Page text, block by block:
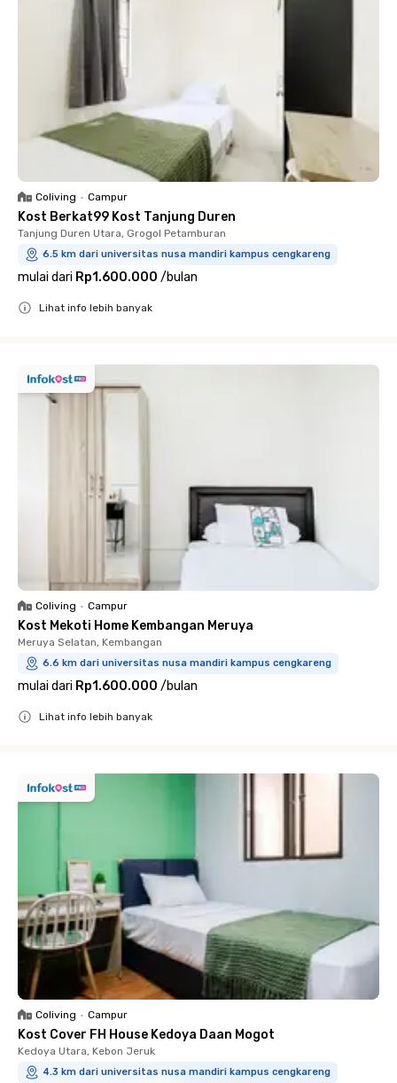
Coliving • Campur
Kost Berkat99 Kost Tanjung Duren
Tanjung Duren Utara, Grogol Petamburan
6.5 km dari universitas nusa mandiri kampus cengkareng
mulai dari Rp1.600.000 /bulan
Lihat info lebih banyak
Coliving • Campur
Kost Mekoti Home Kembangan Meruya
Meruya Selatan, Kembangan
6.6 km dari universitas nusa mandiri kampus cengkareng
mulai dari Rp1.600.000 /bulan
Lihat info lebih banyak
Coliving • Campur
Kost Cover FH House Kedoya Daan Mogot
Kedoya Utara, Kebon Jeruk
4.3 km dari universitas nusa mandiri kampus cengkareng